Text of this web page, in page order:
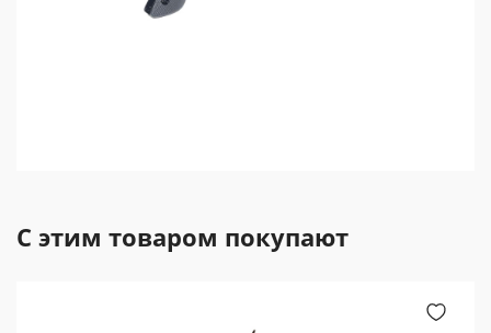
С этим товаром покупают